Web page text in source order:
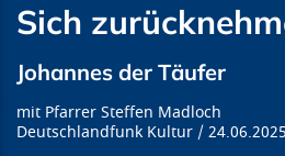
Sich
Johannes der Täufer
Pfarrer Steffen Madloch
Deutschlandfunk Kultur
24.06.2025